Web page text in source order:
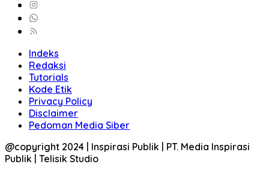
Indeks
Redaksi
Tutorials
Kode Etik
Privacy Policy
Disclaimer
Pedoman Media Siber
@copyright 2024 | Inspirasi Publik | PT. Media Inspirasi
Publik | Telisik Studio